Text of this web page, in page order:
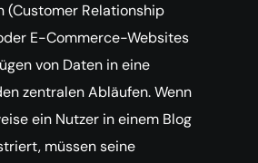
(Customer Relationship
E-Commerce-Websites
von Daten in eine
zentralen Abläufen. Wenn
ein Nutzer in einem Blog
müssen seine